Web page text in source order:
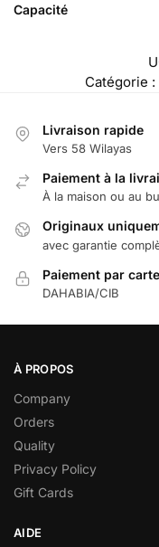
Capacité
Catégorie :
Livraison rapide
Vers 58 Wilayas
Paiement à la
À la maison ou au
Originaux
avec garantie
Paiement par carte
DAHABIA/CIB
À PROPOS
Company
Orders
Quality
Privacy Policy
Gift Cards
AIDE